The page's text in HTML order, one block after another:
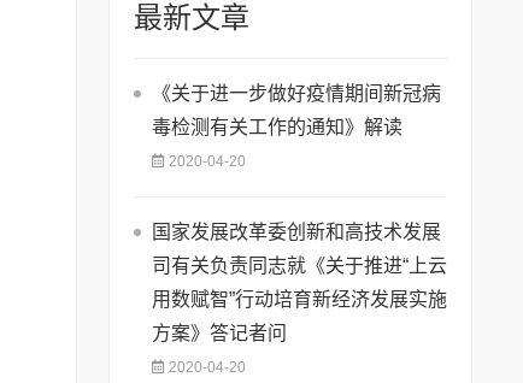
最新文章
《关于进一步做好疫情期间新冠病
毒检测有关工作的通知》解读
2020-04-20
国家发展改革委创新和高技术发展
司有关负责同志就《关于推进“上云
用数赋智”行动培育新经济发展实施
方案》答记者问
2020-04-20